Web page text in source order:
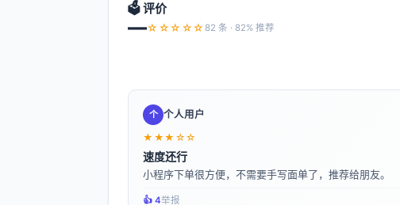
🗳️ 评价
—☆☆☆☆☆ 82 条 · 82% 推荐
个 个人用户
★★★☆☆
速度还行
小程序下单很方便，不需要手写面单了，推荐给朋友。
👍️ 4举报